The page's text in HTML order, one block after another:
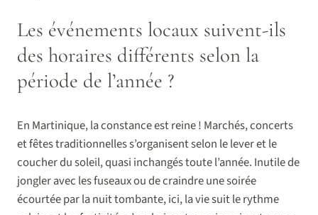
Les événements locaux suivent-ils
des horaires différents selon la
période de l’année ?
En Martinique, la constance est reine ! Marchés, concerts
et fêtes traditionnelles s’organisent selon le lever et le
coucher du soleil, quasi inchangés toute l’année. Inutile de
jongler avec les fuseaux ou de craindre une soirée
écourtée par la nuit tombante, ici, la vie suit le rythme